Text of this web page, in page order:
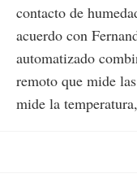
contacto de
acuerdo con
automatizado
remoto que mide
mide la